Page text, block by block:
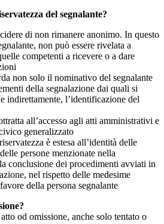
del segnalante?
di non rimanere anonimo. In questo
non può essere rivelata a
competenti a ricevere o a dare
non solo il nominativo del segnalante
della segnalazione dai quali si
indirettamente, l’identificazione del
all’accesso agli atti amministrativi e
generalizzato
è estesa all’identità delle
persone menzionate nella
conclusione dei procedimenti avviati in
nel rispetto delle medesime
della persona segnalante
od omissione, anche solo tentato o